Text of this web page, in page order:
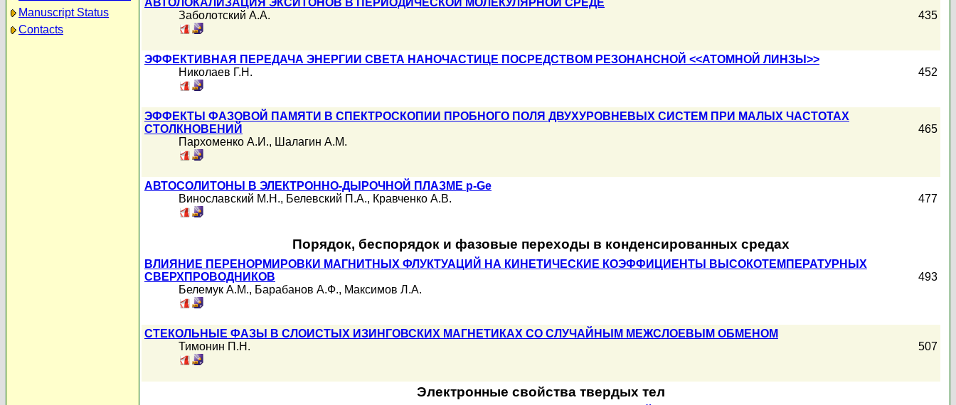
Manuscript Status
Contacts
АВТОЛОКАЛИЗАЦИЯ ЭКСИТОНОВ В ПЕРИОДИЧЕСКОЙ МОЛЕКУЛЯРНОЙ СРЕДЕ
Заболотский А.А.
435
ЭФФЕКТИВНАЯ ПЕРЕДАЧА ЭНЕРГИИ СВЕТА НАНОЧАСТИЦЕ ПОСРЕДСТВОМ РЕЗОНАНСНОЙ <<АТОМНОЙ ЛИНЗЫ>>
Николаев Г.Н.
452
ЭФФЕКТЫ ФАЗОВОЙ ПАМЯТИ В СПЕКТРОСКОПИИ ПРОБНОГО ПОЛЯ ДВУХУРОВНЕВЫХ СИСТЕМ ПРИ МАЛЫХ ЧАСТОТАХ
СТОЛКНОВЕНИЙ
Пархоменко А.И., Шалагин А.М.
465
АВТОСОЛИТОНЫ В ЭЛЕКТРОННО-ДЫРОЧНОЙ ПЛАЗМЕ p-Ge
Винославский М.Н., Белевский П.А., Кравченко А.В. 477
Порядок, беспорядок и фазовые переходы в конденсированных средах
ВЛИЯНИЕ ПЕРЕНОРМИРОВКИ МАГНИТНЫХ ФЛУКТУАЦИЙ НА КИНЕТИЧЕСКИЕ КОЭФФИЦИЕНТЫ ВЫСОКОТЕМПЕРАТУРНЫХ
СВЕРХПРОВОДНИКОВ
Белемук А.М., Барабанов А.Ф., Максимов Л.А.
493
СТЕКОЛЬНЫЕ ФАЗЫ В СЛОИСТЫХ ИЗИНГОВСКИХ МАГНЕТИКАХ СО СЛУЧАЙНЫМ МЕЖСЛОЕВЫМ ОБМЕНОМ
Тимонин П.Н.
507
Электронные свойства твердых тел